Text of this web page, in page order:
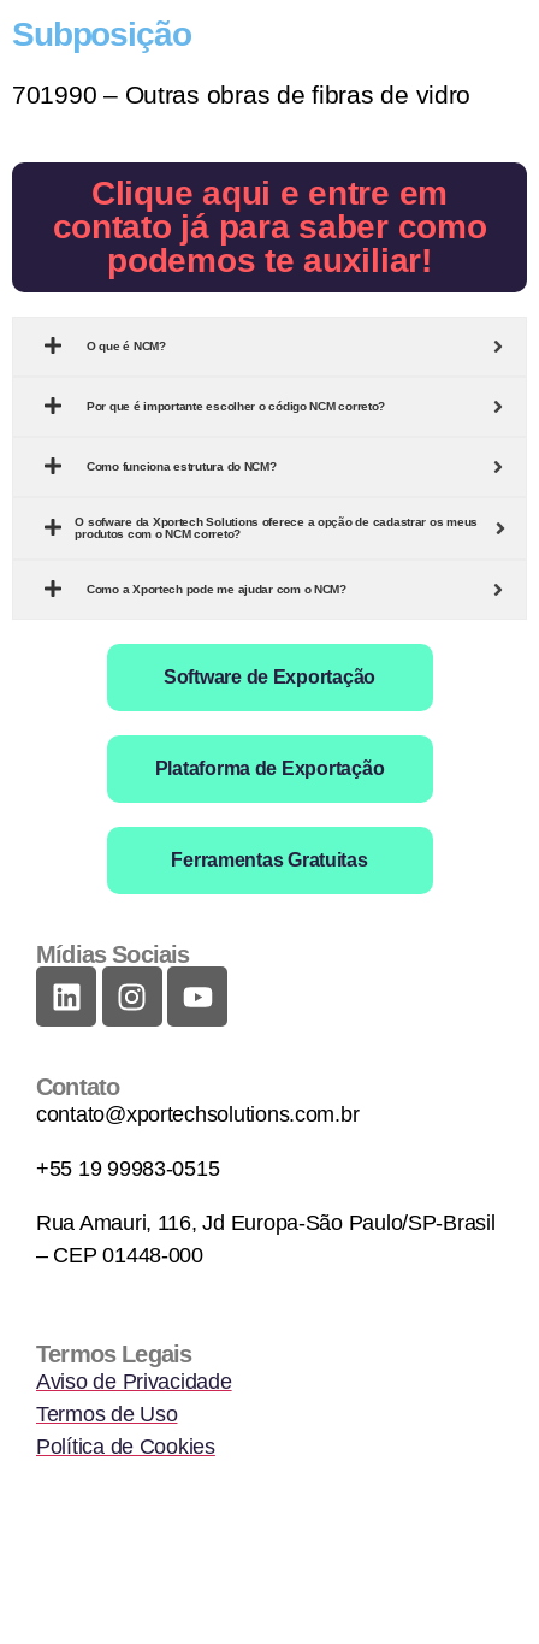
Subposição
701990 – Outras obras de fibras de vidro
Clique aqui e entre em
contato já para saber como
podemos te auxiliar!
O que é NCM?
Por que é importante escolher o código NCM correto?
Como funciona estrutura do NCM?
O sofware da Xportech Solutions oferece a opção de cadastrar os meus
produtos com o NCM correto?
Como a Xportech pode me ajudar com o NCM?
Software de Exportação
Plataforma de Exportação
Ferramentas Gratuitas
Mídias Sociais
Contato
contato@xportechsolutions.com.br
+55 19 99983-0515
Rua Amauri, 116, Jd Europa-São Paulo/SP-Brasil
– CEP 01448-000
Termos Legais
Aviso de Privacidade
Termos de Uso
Política de Cookies